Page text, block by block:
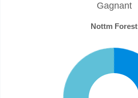
Gagnant
Nottm Forest